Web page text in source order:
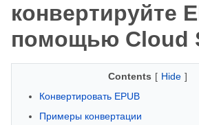
конвертируйте
помощью Cloud
Contents [ Hide ]
Конвертировать EPUB
Примеры конвертации